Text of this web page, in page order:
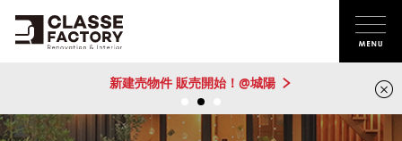
新建売物件 販売開始！@城陽